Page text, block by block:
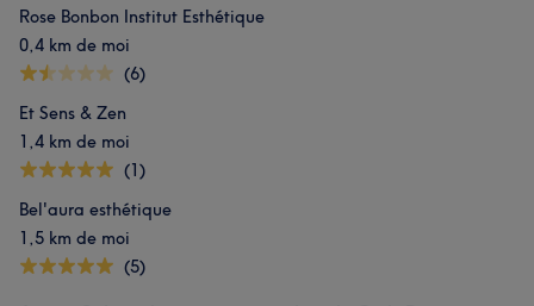
Rose Bonbon Institut Esthétique
0,4 km de moi
(6)
Et Sens & Zen
1,4 km de moi
(1)
Bel'aura esthétique
1,5 km de moi
(5)